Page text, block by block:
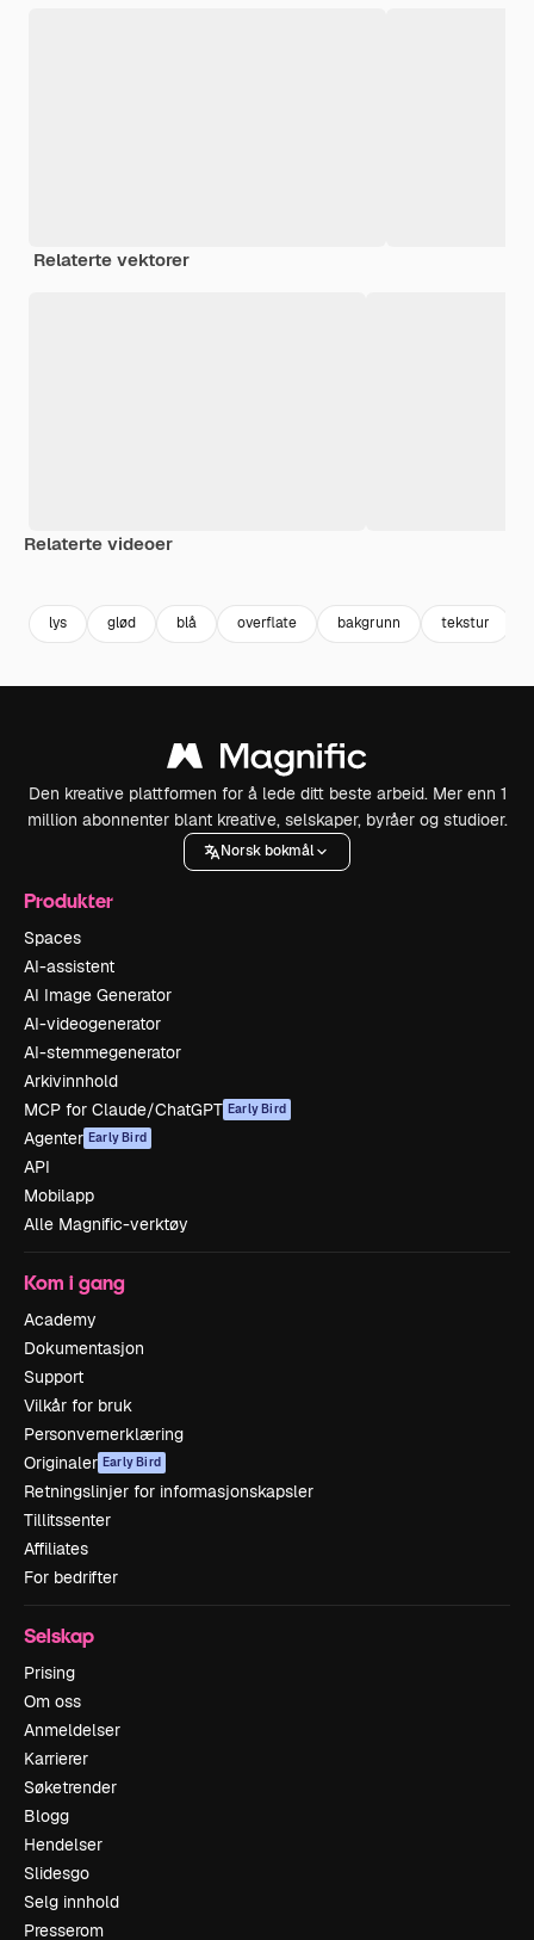
Relaterte vektorer
Relaterte videoer
lys glød blå overflate bakgrunn tekstur
Den kreative plattformen for å lede ditt beste arbeid. Mer enn 1
million abonnenter blant kreative, selskaper, byråer og studioer.
Norsk bokmål
Produkter
Spaces
AI-assistent
AI Image Generator
AI-videogenerator
AI-stemmegenerator
Arkivinnhold
MCP for Claude/ChatGPT Early Bird
Agenter Early Bird
API
Mobilapp
Alle Magnific-verktøy
Kom i gang
Academy
Dokumentasjon
Support
Vilkår for bruk
Personvernerklæring
Originaler Early Bird
Retningslinjer for informasjonskapsler
Tillitssenter
Affiliates
For bedrifter
Selskap
Prising
Om oss
Anmeldelser
Karrierer
Søketrender
Blogg
Hendelser
Slidesgo
Selg innhold
Presserom